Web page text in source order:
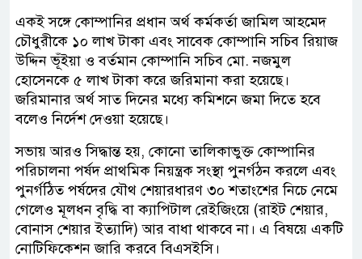
একই সঙ্গে কোম্পানির প্রধান অর্থ কর্মকর্তা জামিল আহমেদ
চৌধুরীকে ১০ লাখ টাকা এবং সাবেক কোম্পানি সচিব রিয়াজ
উদ্দিন ভূঁইয়া ও বর্তমান কোম্পানি সচিব মো. নজমুল
হোসেনকে ৫ লাখ টাকা করে জরিমানা করা হয়েছে।
জরিমানার অর্থ সাত দিনের মধ্যে কমিশনে জমা দিতে হবে
বলেও নির্দেশ দেওয়া হয়েছে।
সভায় আরও সিদ্ধান্ত হয়, কোনো তালিকাভুক্ত কোম্পানির
পরিচালনা পর্ষদ প্রাথমিক নিয়ন্ত্রক সংস্থা পুনর্গঠন করলে এবং
পুনর্গঠিত পর্ষদের যৌথ শেয়ারধারণ ৩০ শতাংশের নিচে নেমে
গেলেও মূলধন বৃদ্ধি বা ক্যাপিটাল রেইজিংয়ে (রাইট শেয়ার,
বোনাস শেয়ার ইত্যাদি) আর বাধা থাকবে না। এ বিষয়ে একটি
নোটিফিকেশন জারি করবে বিএসইসি।